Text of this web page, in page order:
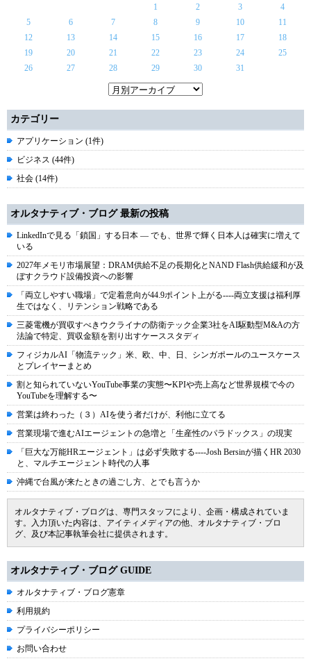
1
2 3
4
5
6 7 8 9 10
11
12
13 14 15 16 17
18
19
20 21 22 23 24
25
26
27 28 29 30 31
カテゴリー
アプリケーション (1件)
ビジネス (44件)
社会 (14件)
オルタナティブ・ブログ 最新の投稿
LinkedInで見る「鎖国」する日本 ― でも、世界で輝く日本人は確実に増えて
いる
2027年メモリ市場展望：DRAM供給不足の長期化とNAND Flash供給緩和が及
ぼすクラウド設備投資への影響
「両立しやすい職場」で定着意向が44.9ポイント上がる----両立支援は福利厚
生ではなく、リテンション戦略である
三菱電機が買収すべきウクライナの防衛テック企業3社をAI駆動型M&Aの方
法論で特定、買収金額を割り出すケーススタディ
フィジカルAI「物流テック」米、欧、中、日、シンガポールのユースケース
とプレイヤーまとめ
割と知られていないYouTube事業の実態〜KPIや売上高など世界規模で今の
YouTubeを理解する〜
営業は終わった（３）AIを使う者だけが、利他に立てる
営業現場で進むAIエージェントの急増と「生産性のパラドックス」の現実
「巨大な万能HRエージェント」は必ず失敗する----Josh Bersinが描くHR 2030
と、マルチエージェント時代の人事
沖縄で台風が来たときの過ごし方、とでも言うか
オルタナティブ・ブログは、専門スタッフにより、企画・構成されていま
す。入力頂いた内容は、アイティメディアの他、オルタナティブ・ブロ
グ、及び本記事執筆会社に提供されます。
オルタナティブ・ブログ GUIDE
オルタナティブ・ブログ憲章
利用規約
プライバシーポリシー
お問い合わせ